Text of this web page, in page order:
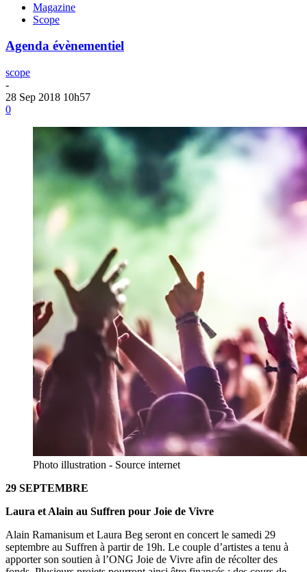
Magazine
Scope
Agenda évènementiel
scope
-
28 Sep 2018 10h57
0
Photo illustration - Source internet
29 SEPTEMBRE
Laura et Alain au Suffren pour Joie de Vivre
Alain Ramanisum et Laura Beg seront en concert le samedi 29
septembre au Suffren à partir de 19h. Le couple d’artistes a tenu à
apporter son soutien à l’ONG Joie de Vivre afin de récolter des